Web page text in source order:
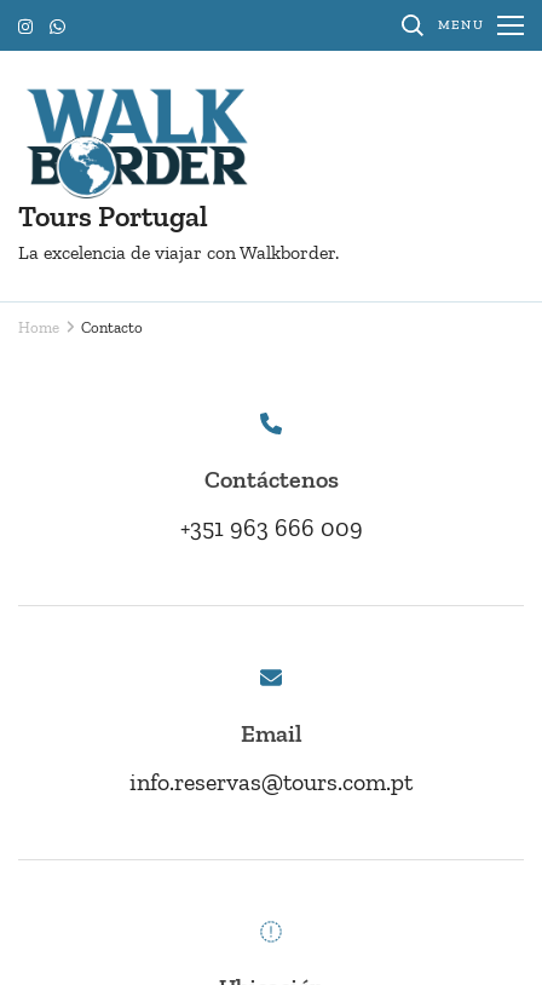
Skip
to
content
(Press
Enter)
MENU
Tours Portugal
La excelencia de viajar con Walkborder.
Home Contacto
Contáctenos
+351 963 666 009
Email
info.reservas@tours.com.pt